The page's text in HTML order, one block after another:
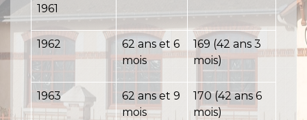
1961
1962
62 ans et 6
mois
169 (42 ans 3
mois)
1963
62 ans et 9
mois
170 (42 ans 6
mois)